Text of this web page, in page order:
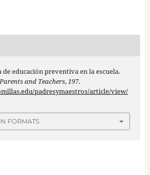
educación preventiva en la escuela.
and Teachers,197.
padresymaestros/article/view/
FORMATS